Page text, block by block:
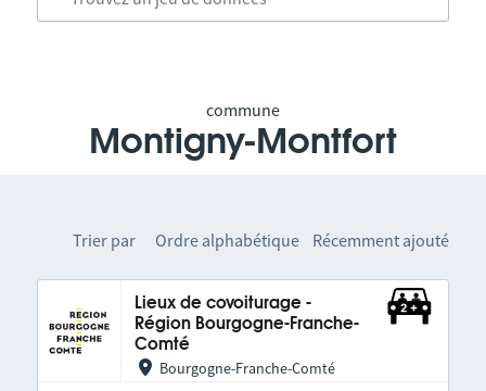
commune
Montigny-Montfort
Trier par Ordre alphabétique Récemment ajouté
Lieux de covoiturage -
Région Bourgogne-Franche-
Comté
Bourgogne-Franche-Comté